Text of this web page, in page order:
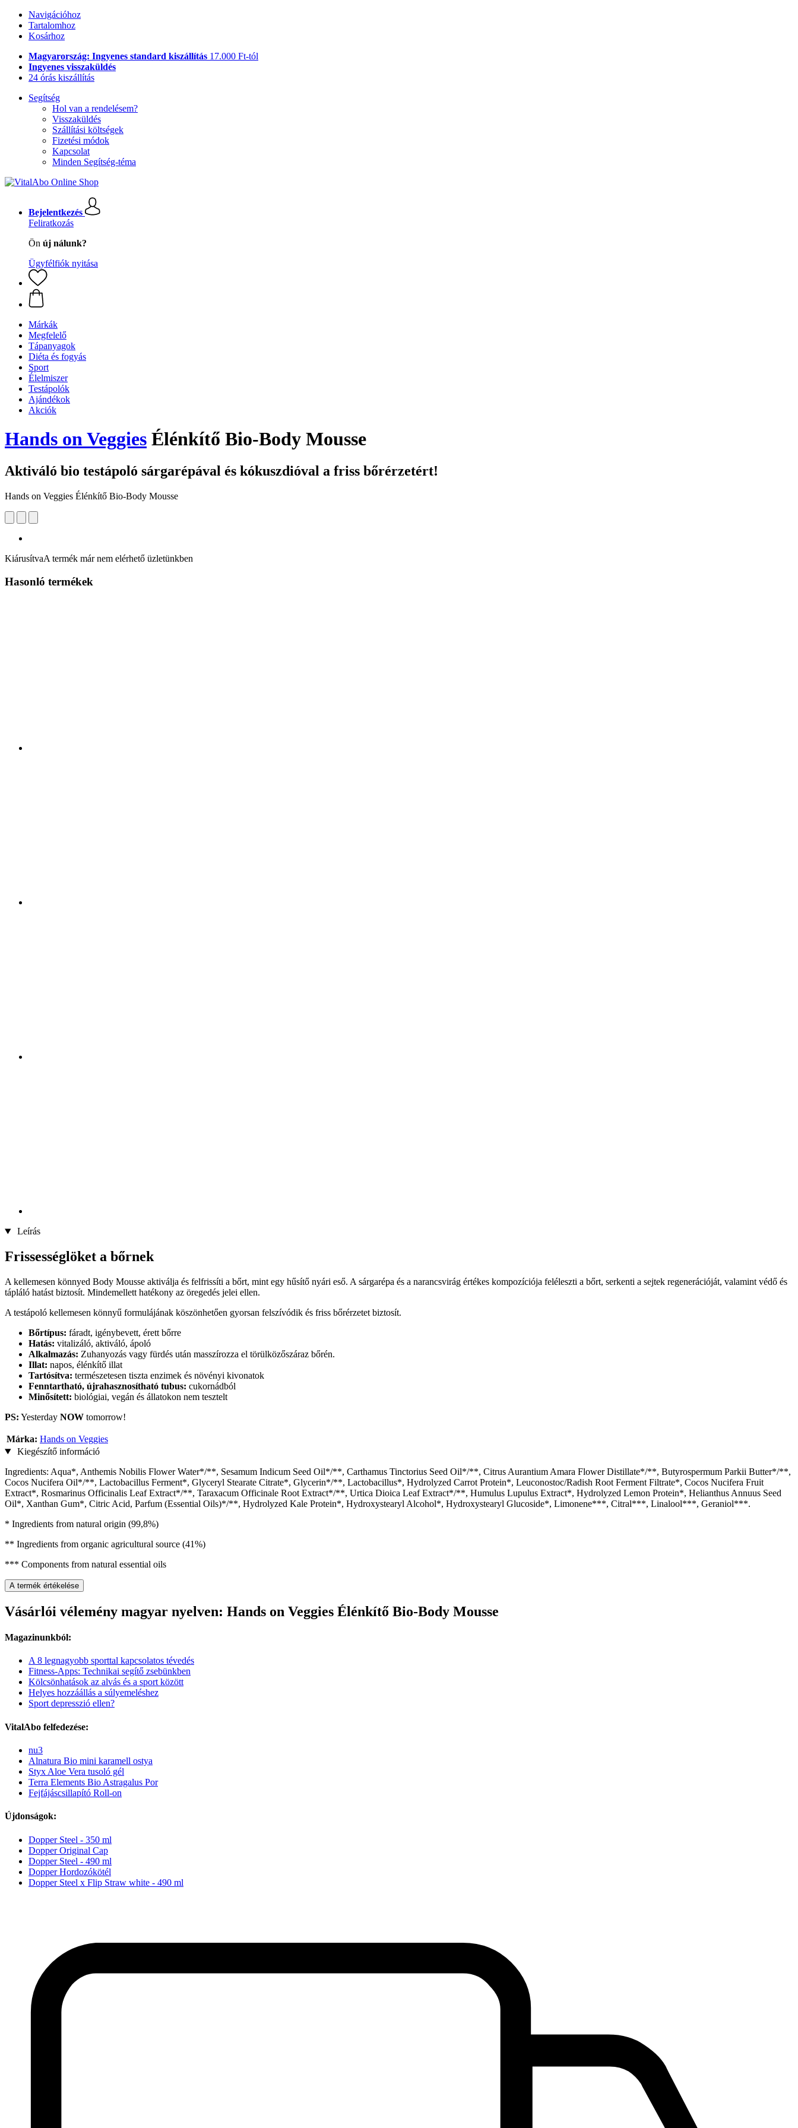
Navigációhoz
Tartalomhoz
Kosárhoz
Magyarország: Ingyenes standard kiszállítás 17.000 Ft-tól
Ingyenes visszaküldés
24 órás kiszállítás
Segítség
Hol van a rendelésem?
Visszaküldés
Szállítási költségek
Fizetési módok
Kapcsolat
Minden Segítség-téma
Bejelentkezés
Feliratkozás
Ön új nálunk?
Ügyfélfiók nyitása
Márkák
Megfelelő
Tápanyagok
Diéta és fogyás
Sport
Élelmiszer
Testápolók
Ajándékok
Akciók
Hands on Veggies Élénkítő Bio-Body Mousse
Aktiváló bio testápoló sárgarépával és kókuszdióval a friss bőrérzetért!
Hands on Veggies Élénkítő Bio-Body Mousse
KiárusítvaA termék már nem elérhető üzletünkben
Hasonló termékek
Leírás
Frissességlöket a bőrnek
A kellemesen könnyed Body Mousse aktiválja és felfrissíti a bőrt, mint egy hűsítő nyári eső. A sárgarépa és a narancsvirág értékes kompozíciója feléleszti a bőrt, serkenti a sejtek regenerációját, valamint védő és
tápláló hatást biztosít. Mindemellett hatékony az öregedés jelei ellen.
A testápoló kellemesen könnyű formulájának köszönhetően gyorsan felszívódik és friss bőrérzetet biztosít.
Bőrtípus: fáradt, igénybevett, érett bőrre
Hatás: vitalizáló, aktiváló, ápoló
Alkalmazás: Zuhanyozás vagy fürdés után masszírozza el törülközőszáraz bőrén.
Illat: napos, élénkítő illat
Tartósítva: természetesen tiszta enzimek és növényi kivonatok
Fenntartható, újrahasznosítható tubus: cukornádból
Minősített: biológiai, vegán és állatokon nem tesztelt
PS: Yesterday NOW tomorrow!
Márka: Hands on Veggies
Kiegészítő információ
Ingredients: Aqua*, Anthemis Nobilis Flower Water*/**, Sesamum Indicum Seed Oil*/**, Carthamus Tinctorius Seed Oil*/**, Citrus Aurantium Amara Flower Distillate*/**, Butyrospermum Parkii Butter*/**,
Cocos Nucifera Oil*/**, Lactobacillus Ferment*, Glyceryl Stearate Citrate*, Glycerin*/**, Lactobacillus*, Hydrolyzed Carrot Protein*, Leuconostoc/Radish Root Ferment Filtrate*, Cocos Nucifera Fruit
Extract*, Rosmarinus Officinalis Leaf Extract*/**, Taraxacum Officinale Root Extract*/**, Urtica Dioica Leaf Extract*/**, Humulus Lupulus Extract*, Hydrolyzed Lemon Protein*, Helianthus Annuus Seed
Oil*, Xanthan Gum*, Citric Acid, Parfum (Essential Oils)*/**, Hydrolyzed Kale Protein*, Hydroxystearyl Alcohol*, Hydroxystearyl Glucoside*, Limonene***, Citral***, Linalool***, Geraniol***.
* Ingredients from natural origin (99,8%)
** Ingredients from organic agricultural source (41%)
*** Components from natural essential oils
A termék értékelése
Vásárlói vélemény magyar nyelven: Hands on Veggies Élénkítő Bio-Body Mousse
Magazinunkból:
A 8 legnagyobb sporttal kapcsolatos tévedés
Fitness-Apps: Technikai segítő zsebünkben
Kölcsönhatások az alvás és a sport között
Helyes hozzáállás a súlyemeléshez
Sport depresszió ellen?
VitalAbo felfedezése:
nu3
Alnatura Bio mini karamell ostya
Styx Aloe Vera tusoló gél
Terra Elements Bio Astragalus Por
Fejfájáscsillapító Roll-on
Újdonságok:
Dopper Steel - 350 ml
Dopper Original Cap
Dopper Steel - 490 ml
Dopper Hordozókötél
Dopper Steel x Flip Straw white - 490 ml